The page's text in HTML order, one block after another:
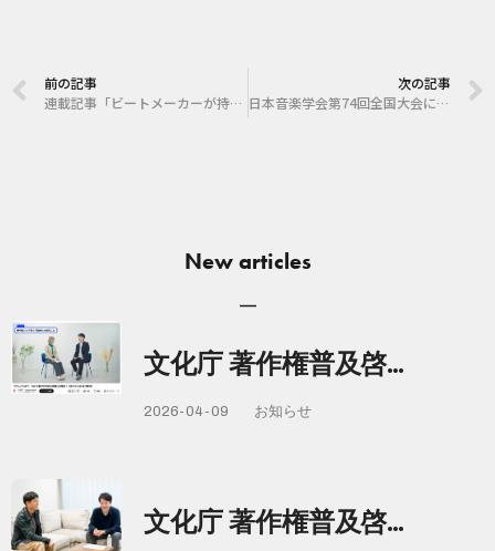
前の記事
連載記事「ビートメーカーが持つ実演家の権利」が掲載されました。
次の記事
日本音楽学会第74回全国大会に登壇しました。
New articles
文化庁 著作権普及啓…
2026-04-09 お知らせ
文化庁 著作権普及啓…